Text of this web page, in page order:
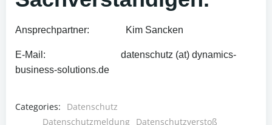
Ansprechpartner: Kim Sancken
E-Mail: datenschutz (at) dynamics-
business-solutions.de
Categories:
Datenschutz
Datenschutzmeldung Datenschutzverstoß